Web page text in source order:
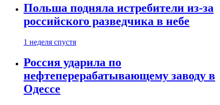
Польша подняла истребители из-за
российского разведчика в небе
1 неделя спустя
Россия ударила по
нефтеперерабатывающему заводу в
Одессе